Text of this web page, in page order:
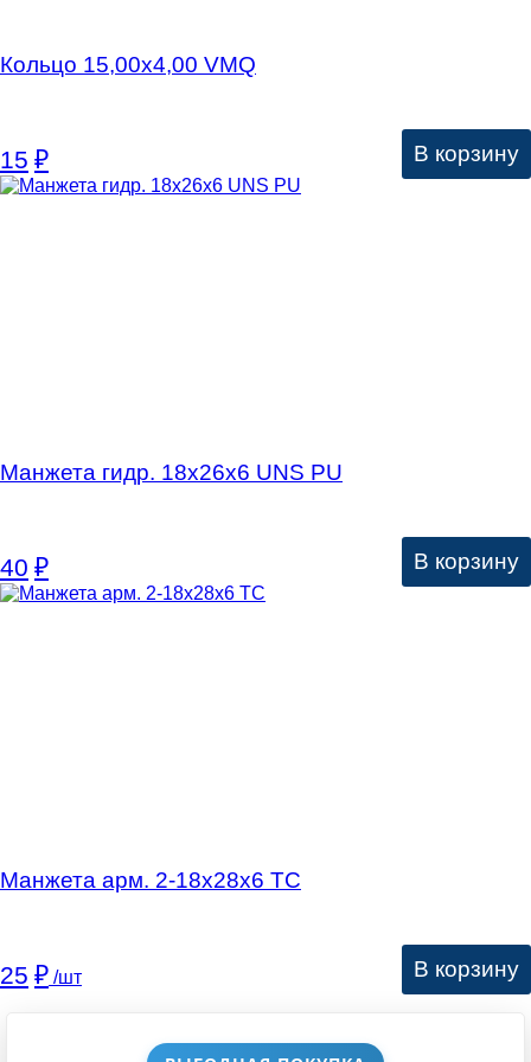
Кольцо 15,00х4,00 VMQ
15 ₽ В корзину
Манжета гидр. 18х26х6 UNS PU
40 ₽ В корзину
Манжета арм. 2-18х28х6 ТС
25 ₽ /шт В корзину